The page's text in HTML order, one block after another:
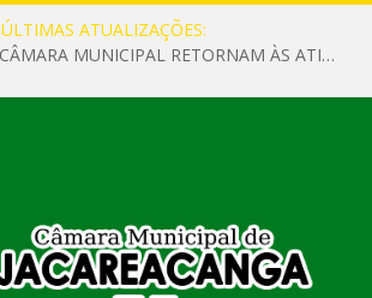
ÚLTIMAS ATUALIZAÇÕES:
SERVIDORES DA CÂMARA MUNICIPAL RETORNAM ÀS ATIVIDADES APÓS O RECESSO PARLAMENTAR